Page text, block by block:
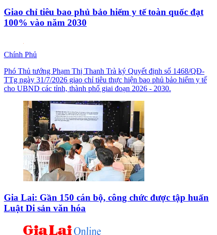
Giao chỉ tiêu bao phủ bảo hiểm y tế toàn quốc đạt
100% vào năm 2030
Chính Phủ
Phó Thủ tướng Phạm Thị Thanh Trà ký Quyết định số 1468/QĐ-
TTg ngày 31/7/2026 giao chỉ tiêu thực hiện bao phủ bảo hiểm y tế
cho UBND các tỉnh, thành phố giai đoạn 2026 - 2030.
Gia Lai: Gần 150 cán bộ, công chức được tập huấn
Luật Di sản văn hóa